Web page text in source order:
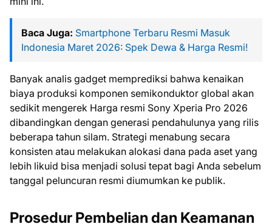
Baca Juga: Smartphone Terbaru Resmi Masuk
Indonesia Maret 2026: Spek Dewa & Harga Resmi!
Banyak analis gadget memprediksi bahwa kenaikan
biaya produksi komponen semikonduktor global akan
sedikit mengerek Harga resmi Sony Xperia Pro 2026
dibandingkan dengan generasi pendahulunya yang rilis
beberapa tahun silam. Strategi menabung secara
konsisten atau melakukan alokasi dana pada aset yang
lebih likuid bisa menjadi solusi tepat bagi Anda sebelum
tanggal peluncuran resmi diumumkan ke publik.
Prosedur Pembelian dan Keamanan